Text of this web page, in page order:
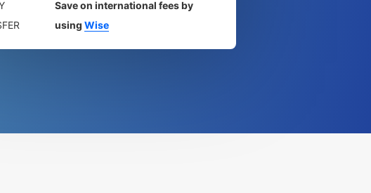
Save on international fees by
using Wise